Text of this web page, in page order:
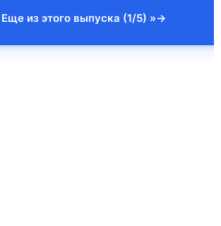
Еще из этого выпуска (1/5) »